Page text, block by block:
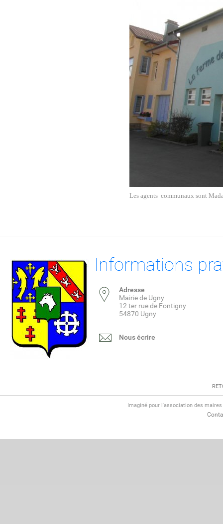
Les agents communaux sont
Informations
Adresse
Mairie de Ugny
12 ter rue de Fontigny
54870 Ugny
Nous écrire
Imaginé pour l'association des